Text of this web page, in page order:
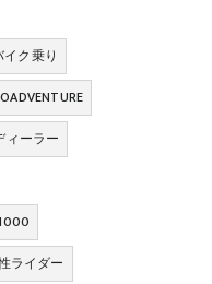
イク乗り
ィーラー
ライダー